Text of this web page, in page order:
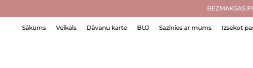
BEZMAKSAS
Sākums Veikals Dāvanu karte BUJ Sazinies ar mums Izsekot